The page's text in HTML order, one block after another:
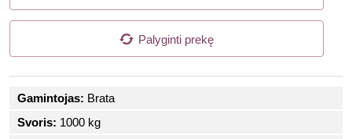
Palyginti prekę
Gamintojas: Brata
Svoris: 1000 kg